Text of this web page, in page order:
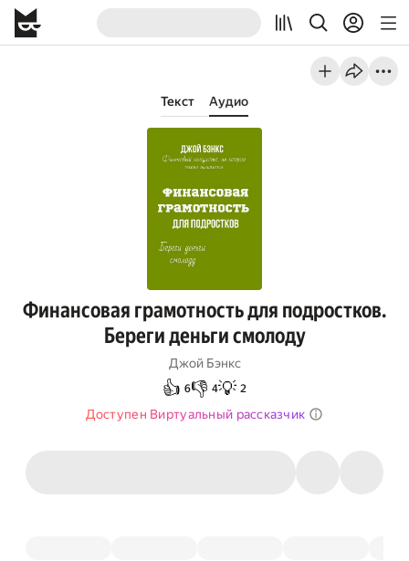
Текст Аудио
Финансовая грамотность для подростков.
Береги деньги смолоду
Джой Бэнкс
👍 6👎 4💡 2
Доступен Виртуальный рассказчик